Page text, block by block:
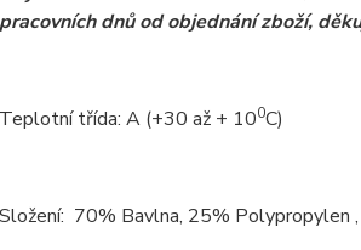
pracovních dnů od objednání zboží,
Teplotní třída: A (+30 až + 100C)
Složení: 70% Bavlna, 25% Polypropylen